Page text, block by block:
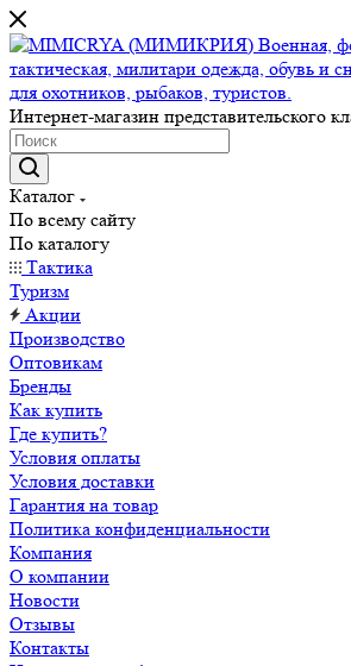
Интернет-магазин представительского
Каталог
По всему сайту
По каталогу
Тактика
Туризм
Акции
Производство
Оптовикам
Бренды
Как купить
Где купить?
Условия оплаты
Условия доставки
Гарантия на товар
Политика конфиденциальности
Компания
О компании
Новости
Отзывы
Контакты